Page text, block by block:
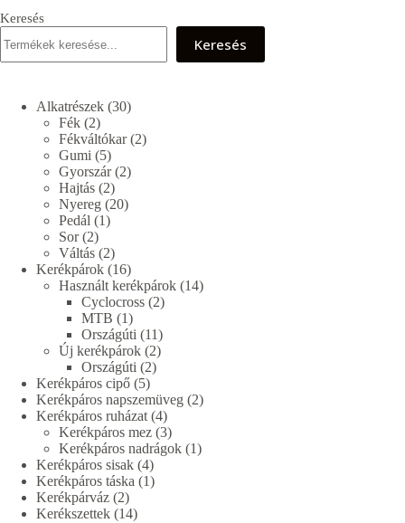
Keresés
Keresés
Alkatrészek 3030
Fék 22
termék
Fékváltókar 22
Gumi 55
termék
Gyorszár 22
Hajtás 22
termék
Nyereg 2020
Pedál 11
Sor 22
termék
Váltás 22
termék
Kerékpárok 1616
termék
Használt kerékpárok 1414
Cyclocross 22
MTB 11
termék
Országúti 1111
termék
Új kerékpárok 22
termék
Országúti 22
Kerékpáros cipő 55
termék
Kerékpáros napszemüveg 22
Kerékpáros ruházat 44
termék
Kerékpáros mez 33
termék
Kerékpáros nadrágok 11
Kerékpáros sisak 44
termék
Kerékpáros táska 11
Kerékpárváz 22
termék
Kerékszettek 1414